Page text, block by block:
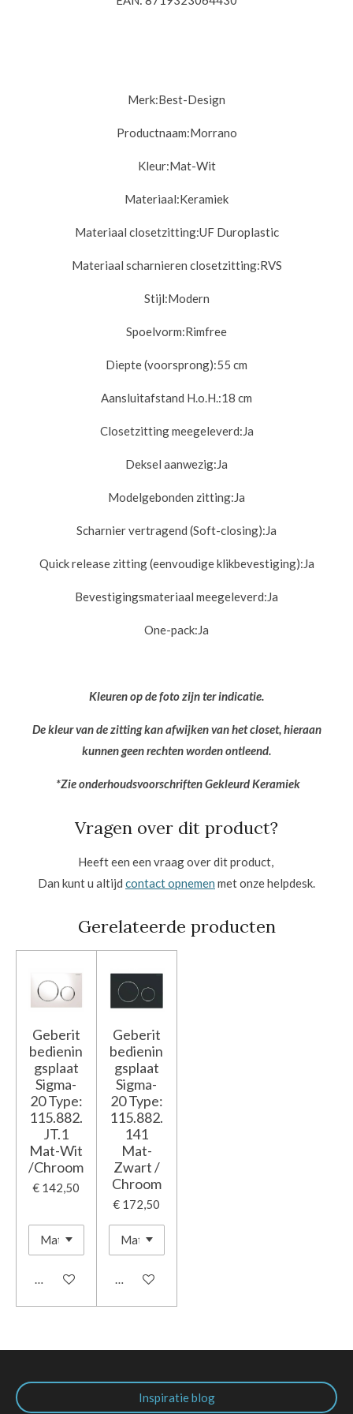
Merk:Best-Design
Productnaam:Morrano
Kleur:Mat-Wit
Materiaal:Keramiek
Materiaal closetzitting:UF Duroplastic
Materiaal scharnieren closetzitting:RVS
Stijl:Modern
Spoelvorm:Rimfree
Diepte (voorsprong):55 cm
Aansluitafstand H.o.H.:18 cm
Closetzitting meegeleverd:Ja
Deksel aanwezig:Ja
Modelgebonden zitting:Ja
Scharnier vertragend (Soft-closing):Ja
Quick release zitting (eenvoudige klikbevestiging):Ja
Bevestigingsmateriaal meegeleverd:Ja
One-pack:Ja
Kleuren op de foto zijn ter indicatie.
De kleur van de zitting kan afwijken van het closet, hieraan
kunnen geen rechten worden ontleend.
*Zie onderhoudsvoorschriften Gekleurd Keramiek
Vragen over dit product?
Heeft een een vraag over dit product,
Dan kunt u altijd contact opnemen met onze helpdesk.
Gerelateerde producten
Geberit
bedienin
gsplaat
Sigma-
20 Type:
115.882.
JT.1
Mat-Wit
/Chroom
€ 142,50
In winkelwagen
Geberit
bedienin
gsplaat
Sigma-
20 Type:
115.882.
141
Mat-
Zwart /
Chroom
€ 172,50
In winkelwagen
Inspiratie blog